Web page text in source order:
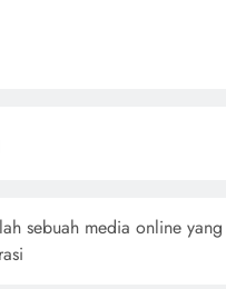
sebuah media online